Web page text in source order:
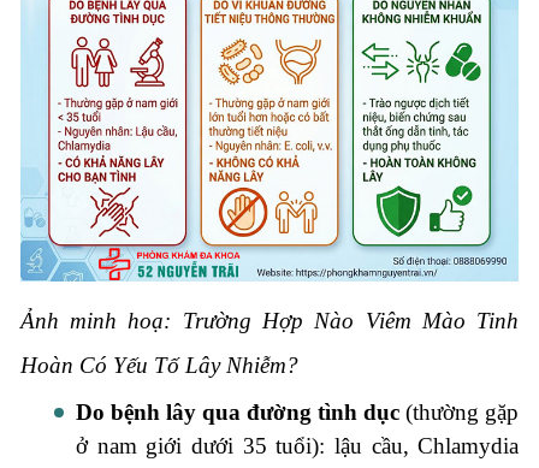
Ảnh minh hoạ: Trường Hợp Nào Viêm Mào Tinh
Hoàn Có Yếu Tố Lây Nhiễm?
Do bệnh lây qua đường tình dục (thường gặp
ở nam giới dưới 35 tuổi): lậu cầu, Chlamydia